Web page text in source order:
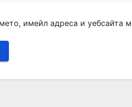
имейл адреса и уебсайта